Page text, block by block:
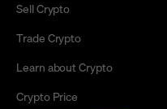
Sell Crypto
Trade Crypto
Learn about Crypto
Crypto Price